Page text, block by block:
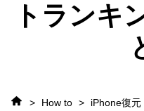
トランキ
> How to > iPhone復元